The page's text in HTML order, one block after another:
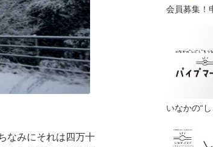
なみにそれは四万十
会員募集！
いなかの“